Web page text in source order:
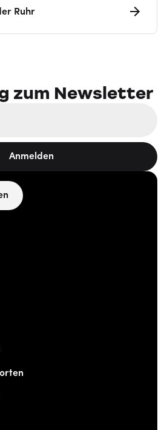
Ruhr
zum Newsletter
Anmelden